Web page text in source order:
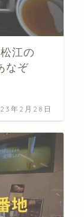
江の
なぞ
年2月28日